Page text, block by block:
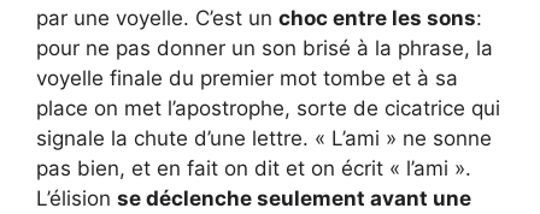
par une voyelle. C’est un choc entre les sons:
pour ne pas donner un son brisé à la phrase, la
voyelle finale du premier mot tombe et à sa
place on met l’apostrophe, sorte de cicatrice qui
signale la chute d’une lettre. « L’ami » ne sonne
pas bien, et en fait on dit et on écrit « l’ami ».
L’élision se déclenche seulement avant une